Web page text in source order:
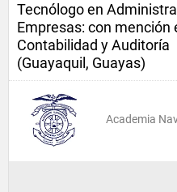
Tecnólogo en
Empresas: con mención
Contabilidad y Auditoría
(Guayaquil, Guayas)
Academia